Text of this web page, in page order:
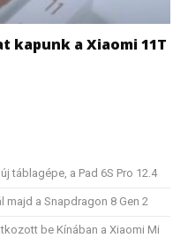
kapunk a Xiaomi 11T
táblagépe, a Pad 6S Pro 12.4
a Snapdragon 8 Gen 2
be Kínában a Xiaomi Mi